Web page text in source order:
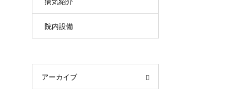
院内設備
アーカイブ